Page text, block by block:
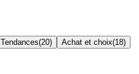
Tendances(20) Achat et choix(18)